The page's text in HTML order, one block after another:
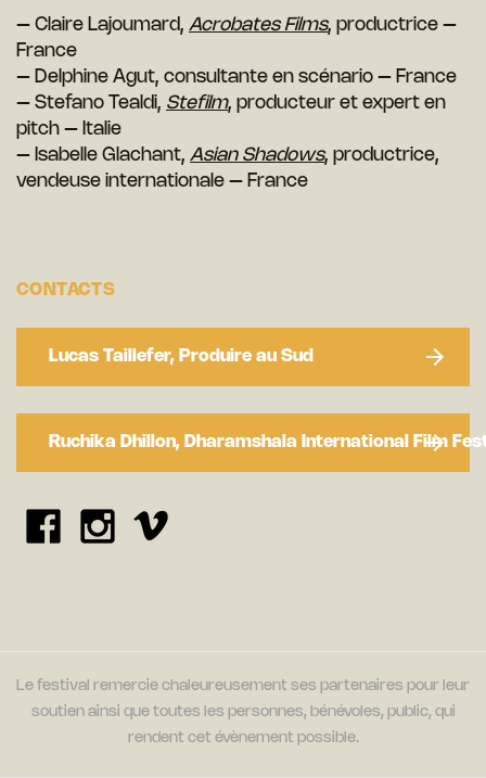
– Claire Lajoumard, Acrobates Films, productrice –
France
– Delphine Agut, consultante en scénario – France
– Stefano Tealdi, Stefilm, producteur et expert en
pitch – Italie
– Isabelle Glachant, Asian Shadows, productrice,
vendeuse internationale – France
CONTACTS
Lucas Taillefer, Produire au Sud
Ruchika Dhillon, Dharamshala International Film
Le festival remercie chaleureusement ses partenaires pour leur
soutien ainsi que toutes les personnes, bénévoles, public, qui
rendent cet évènement possible.